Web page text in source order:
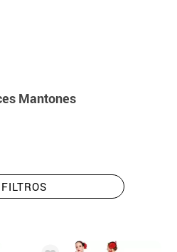
Mantones
FILTROS